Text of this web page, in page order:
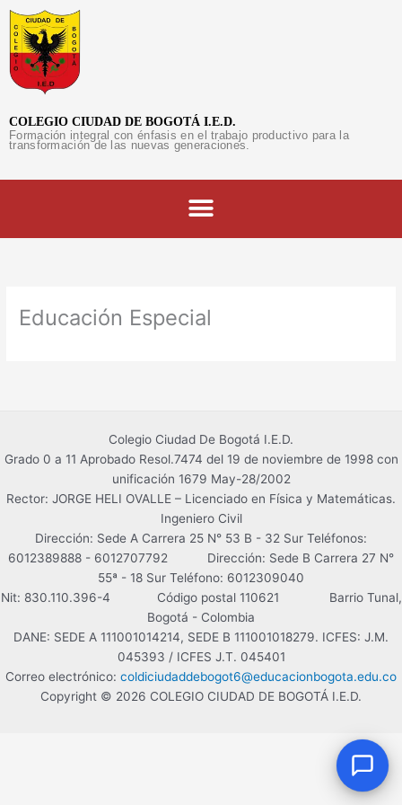
contenido
COLEGIO CIUDAD DE BOGOTÁ I.E.D.
Formación integral con énfasis en el trabajo productivo para la
transformación de las nuevas generaciones.
Educación Especial
Colegio Ciudad De Bogotá I.E.D.
Grado 0 a 11 Aprobado Resol.7474 del 19 de noviembre de 1998 con
unificación 1679 May-28/2002
Rector: JORGE HELI OVALLE – Licenciado en Física y Matemáticas.
Ingeniero Civil
Dirección: Sede A Carrera 25 N° 53 B - 32 Sur Teléfonos:
6012389888 - 6012707792 Dirección: Sede B Carrera 27 N°
55ª - 18 Sur Teléfono: 6012309040
Nit: 830.110.396-4 Código postal 110621 Barrio Tunal,
Bogotá - Colombia
DANE: SEDE A 111001014214, SEDE B 111001018279. ICFES: J.M.
045393 / ICFES J.T. 045401
Correo electrónico: coldiciudaddebogot6@educacionbogota.edu.co
Copyright © 2026 COLEGIO CIUDAD DE BOGOTÁ I.E.D.
Colegio Ciudad de Bogotá. ¿En qué
puedo ayudarte?